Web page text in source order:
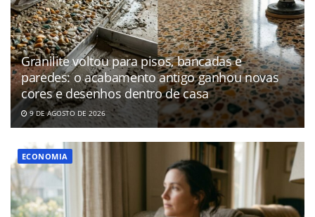
Granilite voltou para pisos, bancadas e
paredes: o acabamento antigo ganhou novas
cores e desenhos dentro de casa
9 DE AGOSTO DE 2026
ECONOMIA